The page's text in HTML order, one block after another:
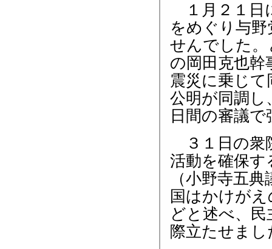
１月２１日
をめぐり与
せんでした。
の岡田克也幹
震災に乗じ
公明が同調し
日間の審議
３１日の衆
活動を確保す
（小野寺五
国はかけが
どと述べ、
際立たせまし